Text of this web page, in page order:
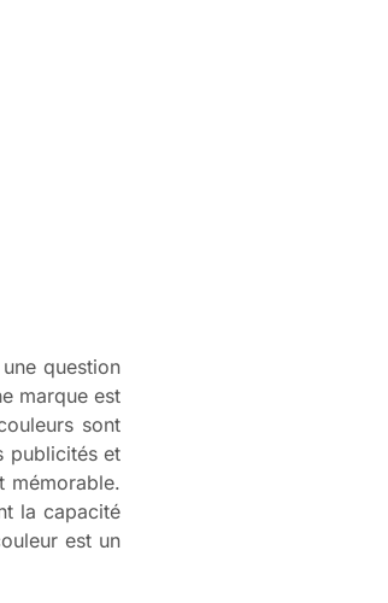
question
marque est
sont
publicités et
mémorable.
la capacité
est un